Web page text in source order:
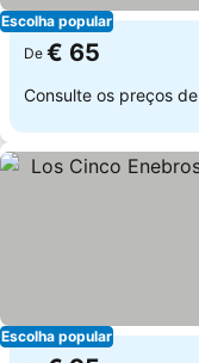
Escolha popular
De € 65
Consulte os preços de
Escolha popular